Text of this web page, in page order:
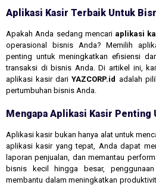
Aplikasi Kasir Terbaik Untuk
Apakah Anda sedang mencari aplikasi
operasional bisnis Anda? Memilih
penting untuk meningkatkan efisiensi
transaksi di bisnis Anda. Di artikel ini,
aplikasi kasir dariYAZCORP.id adalah
pertumbuhan bisnis Anda.
Mengapa Aplikasi Kasir Penting
Aplikasi kasir bukan hanya alat untuk
aplikasi kasir yang tepat, Anda dapat
laporan penjualan, dan memantau
bisnis kecil hingga besar,
membantu dalam meningkatkan